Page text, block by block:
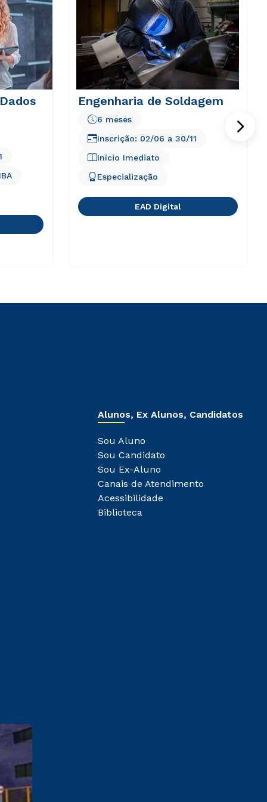
Engenharia de Soldagem
Início Imediato
6 meses
Especialização
Inscrição: 02/06 a 30/11
EAD Digital
Alunos, Ex Alunos, Candidatos
Sou Aluno
Sou Candidato
Sou Ex-Aluno
Canais de Atendimento
Acessibilidade
Biblioteca